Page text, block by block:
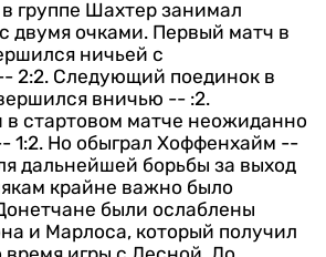
группе Шахтер занимал
двумя очками. Первый матч в
ничьей с
2:2. Следующий поединок в
вничью -- :2.
стартовом матче неожиданно
1:2. Но обыграл Хоффенхайм --
дальнейшей борьбы за выход
крайне важно было
были ослаблены
и Марлоса, который получил